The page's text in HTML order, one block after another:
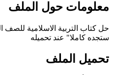
معلومات حول الملف
ستجده كاملا" عند تحميله
تحميل الملف